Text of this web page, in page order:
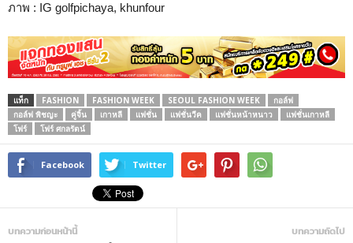
ภาพ : IG golfpichaya, khunfour
แท็ก FASHION FASHION WEEK SEOUL FASHION WEEK
กอล์ฟ
กอล์ฟ พิชญะ
คู่จิ้น เกาหลี แฟชั่น แฟชั่นวีค แฟชั่นหน้าหนาว
แฟชั่นเกาหลี
โฟร์
โฟร์ ศกลรัตน์
Facebook Twitter
บทความก่อนหน้านี้ บทความถัดไป